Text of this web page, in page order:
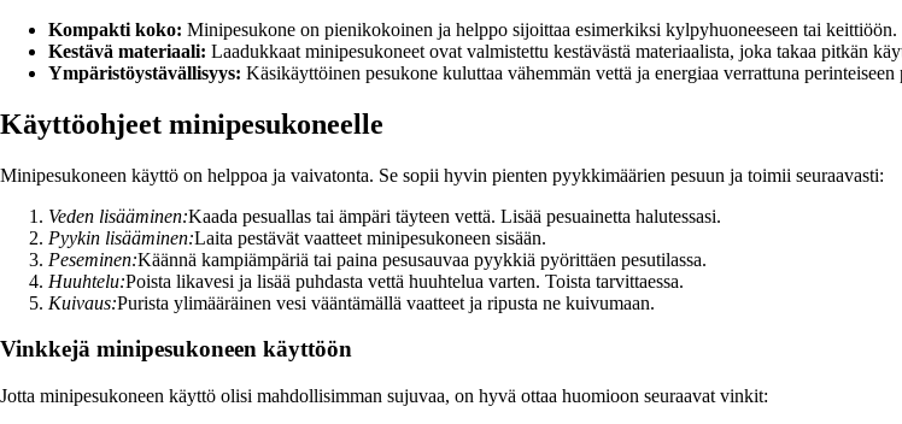
Kompakti koko: Minipesukone on pienikokoinen ja helppo sijoittaa esimerkiksi kylpyhuoneeseen tai keittiöön.
Kestävä materiaali: Laadukkaat minipesukoneet ovat valmistettu kestävästä materiaalista, joka takaa pitkän
Ympäristöystävällisyys: Käsikäyttöinen pesukone kuluttaa vähemmän vettä ja energiaa verrattuna perinteiseen
Käyttöohjeet minipesukoneelle
Minipesukoneen käyttö on helppoa ja vaivatonta. Se sopii hyvin pienten pyykkimäärien pesuun ja toimii seuraavasti:
Veden lisääminen:Kaada pesuallas tai ämpäri täyteen vettä. Lisää pesuainetta halutessasi.
Pyykin lisääminen:Laita pestävät vaatteet minipesukoneen sisään.
Peseminen:Käännä kampiämpäriä tai paina pesusauvaa pyykkiä pyörittäen pesutilassa.
Huuhtelu:Poista likavesi ja lisää puhdasta vettä huuhtelua varten. Toista tarvittaessa.
Kuivaus:Purista ylimääräinen vesi vääntämällä vaatteet ja ripusta ne kuivumaan.
Vinkkejä minipesukoneen käyttöön
Jotta minipesukoneen käyttö olisi mahdollisimman sujuvaa, on hyvä ottaa huomioon seuraavat vinkit: